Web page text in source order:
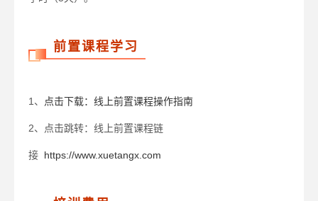
前置课程学习
1、 点击下载：线上前置课程操作指南
2、点击跳转：线上前置课程链
接 https://www.xuetangx.com